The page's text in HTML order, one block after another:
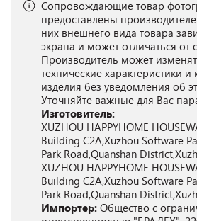
Сопровождающие товар
предоставлены
них внешнего вида товара
экрана и может отличаться от
Производитель может
технические характеристики
изделия без уведомления об
Уточняйте важные для Вас
Изготовитель:
XUZHOU HAPPYHOME
Building C2A,Xuzhou Software
Park Road,Quanshan
XUZHOU HAPPYHOME
Building C2A,Xuzhou Software
Park Road,Quanshan
Импортер: Общество с